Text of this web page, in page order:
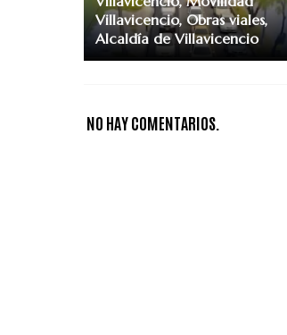
Villavicencio, Obras viales,
Alcaldía de Villavicencio
NO HAY COMENTARIOS.